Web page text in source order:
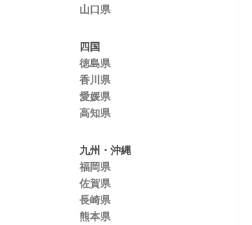
山口県
四国
徳島県
香川県
愛媛県
高知県
九州・沖縄
福岡県
佐賀県
長崎県
熊本県